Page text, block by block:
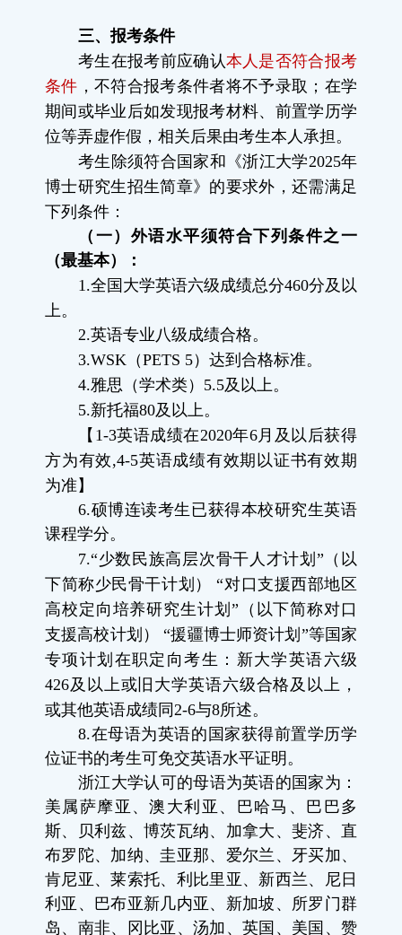
三、报考条件
考生在报考前应确认本人是否符合报考
条件 ，不符合报考条件者将不予录取；在学
期间或毕业后如发现报考材料、前置学历学
位等弄虚作假，相关后果由考生本人承担。
考生除须符合国家和《浙江大学2025年
博士研究生招生简章》的要求外，还需满足
下列条件：
（一）外语水平须符合下列条件之一
（最基本）
：
1.全国大学英语六级成绩总分460分及以
上。
2.英语专业八级成绩合格。
3.WSK （PETS 5）达到合格标准。
4.雅思（学术类） 5.5及以上。
5.新托福80及以上。
【 1-3英语成绩在2020年6月及以后获得
方为有效,4-5英语成绩有效期以证书有效期
为准】
6.硕博连读考生已获得本校研究生英语
课程学分。
7.“少数民族高层次骨干人才计划”（以
下简称少民骨干计划）
“对口支援西部地区
高校定向培养研究生计划 ” （以下简称对口
支援高校计划）
“援疆博士师资计划 ”等国家
专项计划在职定向考生：新大学英语六级
426及以上或旧大学英语六级合格及以上，
或其他英语成绩同 2-6与8所述。
8.在母语为英语的国家获得前置学历学
位证书的考生可免交英语水平证明 。
浙江大学认可的母语为英语的国家为：
美属萨摩亚、澳大利亚、巴哈马、巴巴多
斯、贝利兹、博茨瓦纳、加拿大、斐济、直
布罗陀、加纳、圭亚那、爱尔兰、牙买加、
肯尼亚、莱索托、利比里亚、新西兰、尼日
利亚、巴布亚新几内亚、新加坡、所罗门群
岛、南非、冈比亚、汤加、英国、美国、赞